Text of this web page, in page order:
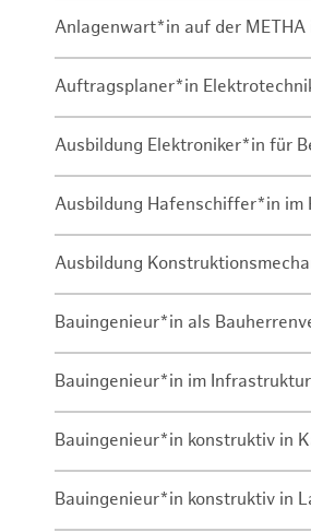
Anlagenwart*in auf der METHA
Auftragsplaner*in
Ausbildung Elektroniker*in für
Ausbildung Hafenschiffer*in im
Ausbildung
Bauingenieur*in als
Bauingenieur*in im
Bauingenieur*in konstruktiv in
Bauingenieur*in konstruktiv in